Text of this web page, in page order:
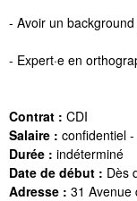
- Avoir un
- Expert·e en
Contrat : CDI
Salaire : confidentiel
Durée : indéterminé
Date de début : Dès
Adresse : 31 Avenue